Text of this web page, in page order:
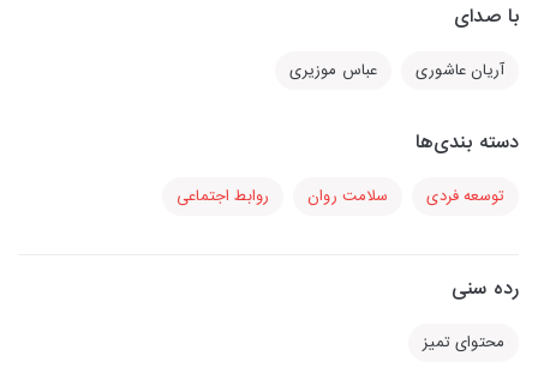
با صدای
آریان عاشوری عباس موزیری
دسته بندی‌ها
توسعه فردی سلامت روان روابط اجتماعی
رده سنی
محتوای تمیز